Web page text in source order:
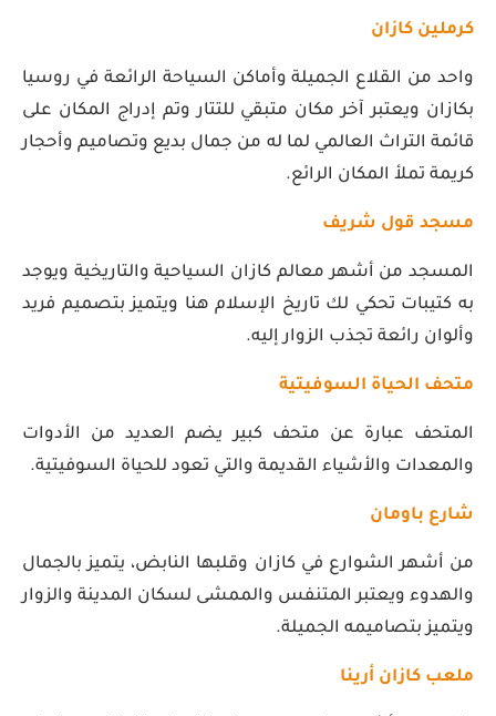
كرملين كازان
واحد من القلاع الجميلة وأماكن السياحة الرائعة في روسيا
بكازان ويعتبر آخر مكان متبقي للتتار وتم إدراج المكان على
قائمة التراث العالمي لما له من جمال بديع وتصاميم وأحجار
كريمة تملأ المكان الرائع.
مسجد قول شريف
المسجد من أشهر معالم كازان السياحية والتاريخية ويوجد
به كتيبات تحكي لك تاريخ الإسلام هنا ويتميز بتصميم فريد
وألوان رائعة تجذب الزوار إليه.
متحف الحياة السوفيتية
المتحف عبارة عن متحف كبير يضم العديد من الأدوات
والمعدات والأشياء القديمة والتي تعود للحياة السوفيتية.
شارع باومان
من أشهر الشوارع في كازان وقلبها النابض، يتميز بالجمال
والهدوء ويعتبر المتنفس والممشى لسكان المدينة والزوار
ويتميز بتصاميمه الجميلة.
ملعب كازان أرينا